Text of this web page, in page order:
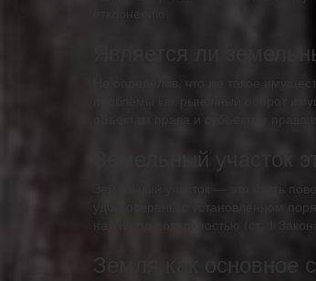
Является ли
Не определив, что же такое
проблемы как рыночный оборот
объектам права и субъектам
Земельный участок
Земельный участок — это часть
удостоверены в установленном
над и под поверхностью (ст. 1
Земля как основное